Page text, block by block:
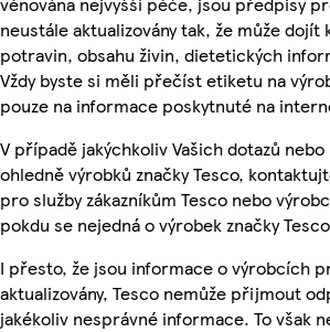
neustále aktualizovány tak, že může dojít
potravin, obsahu živin, dietetických
Vždy byste si měli přečíst etiketu na
pouze na informace poskytnuté na
V případě jakýchkoliv Vašich dotazů
ohledně výrobků značky Tesco,
pro služby zákazníkům Tesco nebo
pokdu se nejedná o výrobek značky
I přesto, že jsou informace o výrobcích
aktualizovány, Tesco nemůže přijmout
jakékoliv nesprávné informace. To však